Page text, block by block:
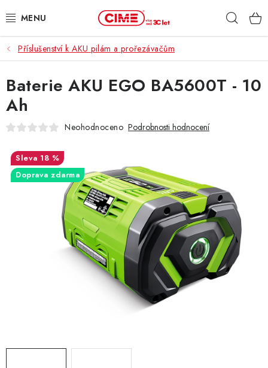
na
ZAHRADA, LES
DÍLNA, STAVBA
MILWAUKEE
PROFI STROJE
OCHRANA OSOBNÍCH ÚDAJŮ
Příslušenství k AKU pilám a prořezávačům
Baterie AKU EGO BA5600T - 10
Ah
Neohodnoceno Podrobnosti hodnocení
18 %
Doprava zdarma